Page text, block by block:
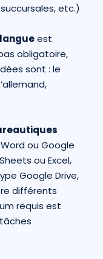
etc.)
est
obligatoire,
sont : le
ou Google
ou Excel,
Google Drive,
différents
requis est